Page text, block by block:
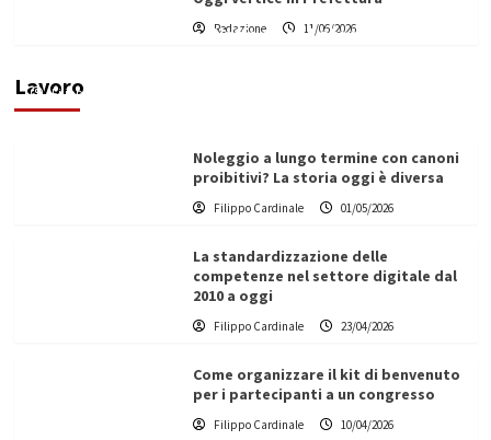
Redazione 11/06/2026
Lavoro
Vino in Italia: il giro d’affari contribuisce
Filippo Cardinale
Noleggio a lungo termine con canoni
proibitivi? La storia oggi è diversa
Filippo Cardinale 01/05/2026
La standardizzazione delle
competenze nel settore digitale dal
2010 a oggi
Filippo Cardinale 23/04/2026
Come organizzare il kit di benvenuto
per i partecipanti a un congresso
Filippo Cardinale 10/04/2026